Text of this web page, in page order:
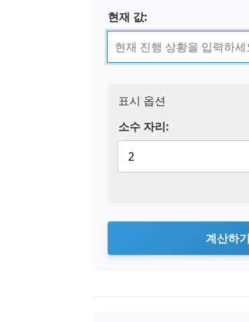
현재 값:
표시 옵션
소수 자리:
계산하기